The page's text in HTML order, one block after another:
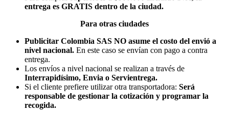
entrega es GRATIS dentro de la ciudad.
Para otras ciudades
Publicitar Colombia SAS NO asume el costo del envió a
nivel nacional. En este caso se envían con pago a contra
entrega.
Los envíos a nivel nacional se realizan a través de
Interrapidísimo, Envia o Servientrega.
Si el cliente prefiere utilizar otra transportadora: Será
responsable de gestionar la cotización y programar la
recogida.